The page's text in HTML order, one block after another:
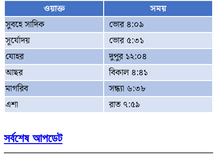
ওয়াক্ত
সময়
সুবহে সাদিক
ভোর ৪:০৯
সূর্যোদয়
ভোর ৫:৩১
যোহর
দুপুর ১২:০৪
আছর
বিকাল ৪:৪১
মাগরিব
সন্ধ্যা ৬:৩৮
এশা
রাত ৭:৫৯
সর্বশেষ আপডেট